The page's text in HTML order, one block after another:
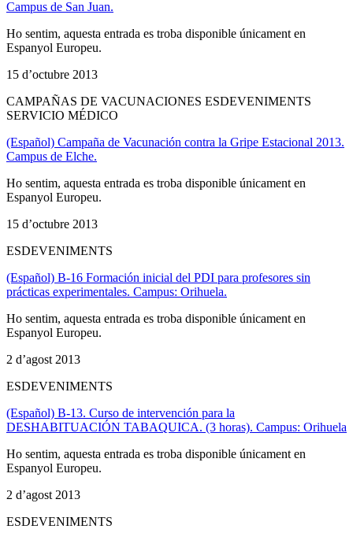
Campus de San Juan.
Ho sentim, aquesta entrada es troba disponible únicament en
Espanyol Europeu.
15 d’octubre 2013
CAMPAÑAS DE VACUNACIONES ESDEVENIMENTS
SERVICIO MÉDICO
(Español) Campaña de Vacunación contra la Gripe Estacional 2013.
Campus de Elche.
Ho sentim, aquesta entrada es troba disponible únicament en
Espanyol Europeu.
15 d’octubre 2013
ESDEVENIMENTS
(Español) B-16 Formación inicial del PDI para profesores sin
prácticas experimentales. Campus: Orihuela.
Ho sentim, aquesta entrada es troba disponible únicament en
Espanyol Europeu.
2 d’agost 2013
ESDEVENIMENTS
(Español) B-13. Curso de intervención para la
DESHABITUACIÓN TABAQUICA. (3 horas). Campus: Orihuela
Ho sentim, aquesta entrada es troba disponible únicament en
Espanyol Europeu.
2 d’agost 2013
ESDEVENIMENTS